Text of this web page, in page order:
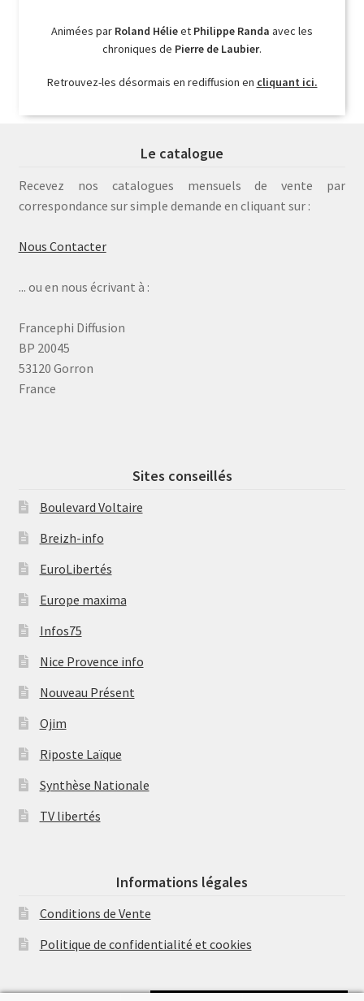
Animées par Roland Hélieet Philippe Randa avec les
chroniques de Pierre de Laubier.
Retrouvez-les désormais en rediffusion en cliquant ici.
Le catalogue
Recevez nos catalogues mensuels de vente par
correspondance sur simple demande en cliquant sur :
Nous Contacter
... ou en nous écrivant à :
Francephi Diffusion
BP 20045
53120 Gorron
France
Sites conseillés
Boulevard Voltaire
Breizh-info
EuroLibertés
Europe maxima
Infos75
Nice Provence info
Nouveau Présent
Ojim
Riposte Laïque
Synthèse Nationale
TV libertés
Informations légales
Conditions de Vente
Politique de confidentialité et cookies